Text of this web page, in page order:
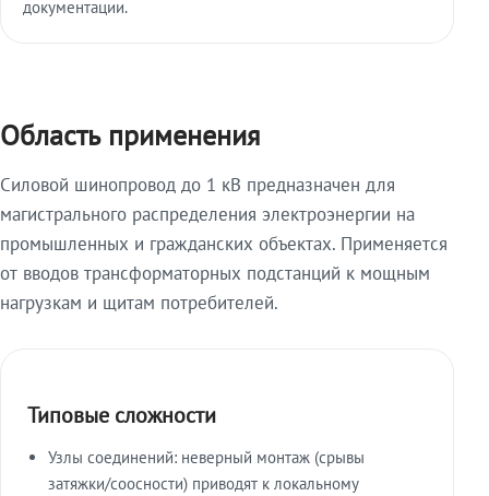
документации.
Область применения
Силовой шинопровод до 1 кВ предназначен для
магистрального распределения электроэнергии на
промышленных и гражданских объектах. Применяется
от вводов трансформаторных подстанций к мощным
нагрузкам и щитам потребителей.
Типовые сложности
Узлы соединений: неверный монтаж (срывы
затяжки/соосности) приводят к локальному